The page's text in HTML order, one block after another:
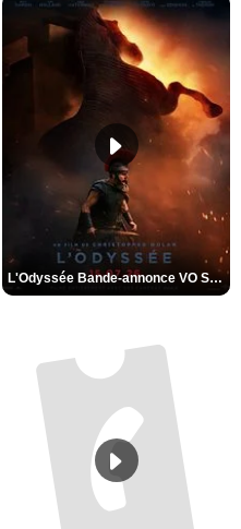
L'Odyssée Bande-annonce VO STFR